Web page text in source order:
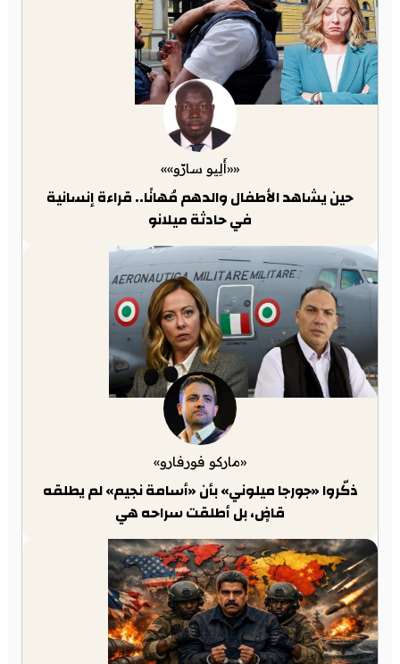
««أَلِيو سارّو»»
حين يشاهد الأطفال والدهم مُهانًا.. قراءة إنسانية
في حادثة ميلانو
«ماركو فورفارو»
ذكّروا «جورجا ميلوني» بأن «أسامة نجيم» لم يطلقه
قاضٍ، بل أطلقت سراحه هي